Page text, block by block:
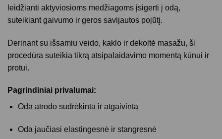
leidžianti aktyviosioms medžiagoms įsigerti į odą,
suteikiant gaivumo ir geros savijautos pojūtį.
Derinant su išsamiu veido, kaklo ir dekoltė masažu, ši
procedūra suteikia tikrą atsipalaidavimo momentą kūnui ir
protui.
Pagrindiniai privalumai:
Oda atrodo sudrėkinta ir atgaivinta
Oda jaučiasi elastingesnė ir stangresnė